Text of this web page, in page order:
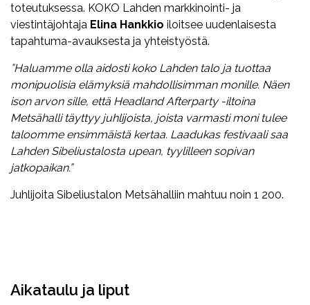
toteutuksessa. KOKO Lahden markkinointi- ja
viestintäjohtaja Elina Hankkio iloitsee uudenlaisesta
tapahtuma-avauksesta ja yhteistyöstä.
”Haluamme olla aidosti koko Lahden talo ja tuottaa
monipuolisia elämyksiä mahdollisimman monille. Näen
ison arvon sille, että Headland Afterparty -iltoina
Metsähalli täyttyy juhlijoista, joista varmasti moni tulee
taloomme ensimmäistä kertaa. Laadukas festivaali saa
Lahden Sibeliustalosta upean, tyylilleen sopivan
jatkopaikan.”
Juhlijoita Sibeliustalon Metsähalliin mahtuu noin 1 200.
Aikataulu ja liput